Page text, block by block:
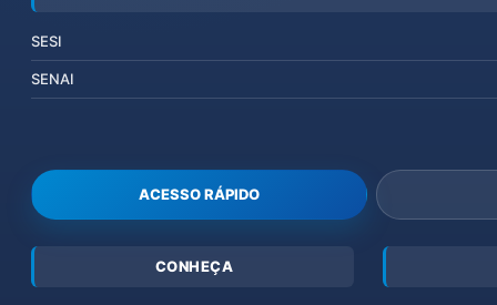
SESI
SENAI
ACESSO RÁPIDO
CONHEÇA